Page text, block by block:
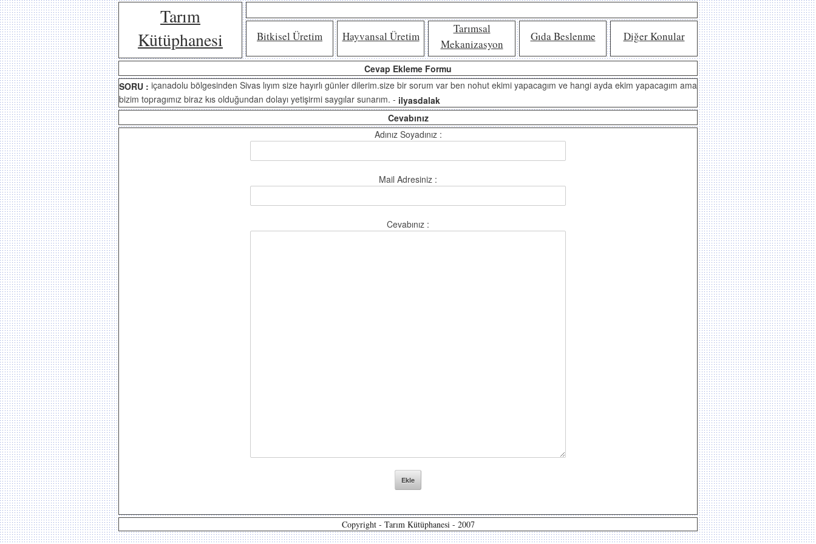
Tarım
Kütüphanesi
Bitkisel Üretim Hayvansal Üretim
Tarımsal
Mekanizasyon
Gıda Beslenme Diğer Konular
Cevap Ekleme Formu
SORU : içanadolu bölgesinden Sivas lıyım size hayırlı günler dilerim.size bir sorum var ben nohut ekimi yapacagım ve hangi ayda ekim yapacagım ama
bizim topragımız biraz kıs olduğundan dolayı yetişirmi saygılar sunarım. - ilyasdalak
Cevabınız
Adınız Soyadınız :
Mail Adresiniz :
Cevabınız :
Copyright - Tarım Kütüphanesi - 2007